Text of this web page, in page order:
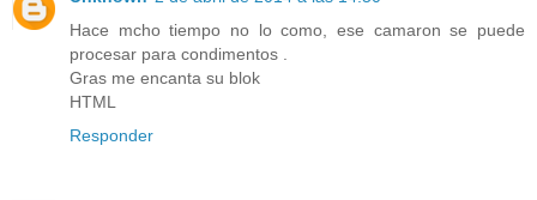
Hace mcho tiempo no lo como, ese camaron se puede
procesar para condimentos .
Gras me encanta su blok
HTML
Responder